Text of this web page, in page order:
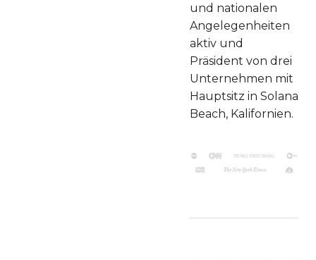
und nationalen
Angelegenheiten
aktiv und
Präsident von drei
Unternehmen mit
Hauptsitz in Solana
Beach, Kalifornien.